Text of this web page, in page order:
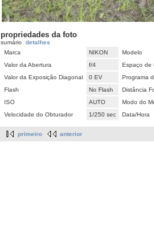
propriedades da foto
sumário detalhes
Marca
NIKON
Modelo
Valor da Abertura
f/4
Espaço de
Valor da Exposição Diagonal
0 EV
Programa
Flash
No Flash
Distância
ISO
AUTO
Modo do
Velocidade do Obturador
1/250 sec Data/Hora
primeiro anterior